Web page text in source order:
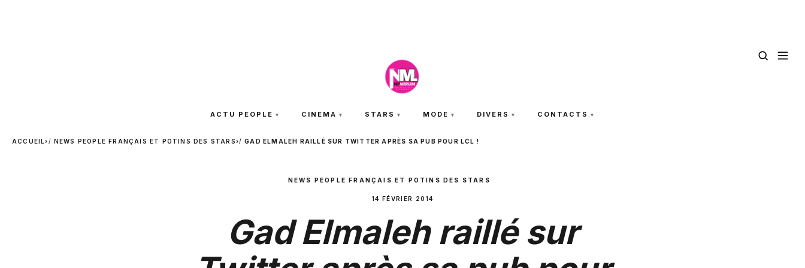
ACTU PEOPLE CINEMA STARS MODE DIVERS CONTACTS
ACCUEIL› NEWS PEOPLE FRANÇAIS ET POTINS DES STARS› GAD ELMALEH RAILLÉ SUR TWITTER APRÈS SA PUB POUR LCL !
NEWS PEOPLE FRANÇAIS ET POTINS DES STARS
14 FÉVRIER 2014
Gad Elmaleh raillé sur